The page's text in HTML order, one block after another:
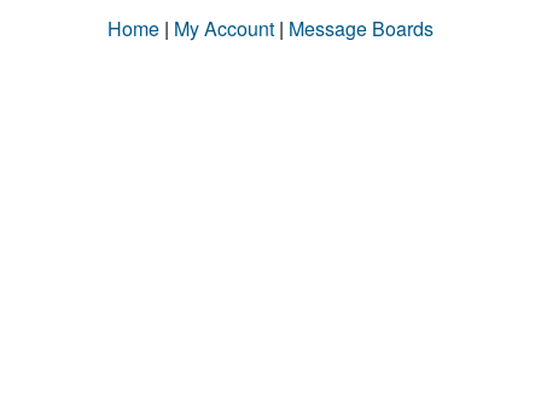
Home | My Account | Message Boards